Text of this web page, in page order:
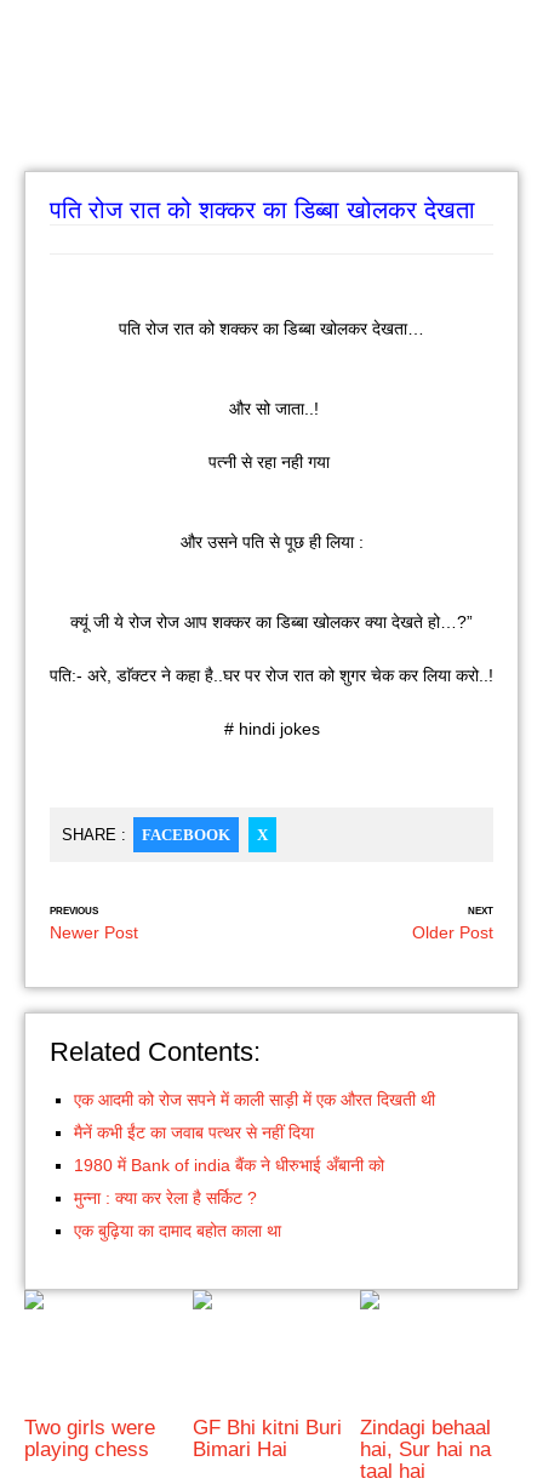
पति रोज रात को शक्कर का डिब्बा खोलकर देखता
पति रोज रात को शक्कर का डिब्बा खोलकर देखता…
और सो जाता..!
पत्नी से रहा नही गया
और उसने पति से पूछ ही लिया :
क्यूं जी ये रोज रोज आप शक्कर का डिब्बा खोलकर क्या देखते हो…?”
पति:- अरे, डाॅक्टर ने कहा है..घर पर रोज रात को शुगर चेक कर लिया करो..!
# hindi jokes
SHARE : FACEBOOK X
PREVIOUS
Newer Post
NEXT
Older Post
Related Contents:
एक आदमी को रोज सपने में काली साड़ी में एक औरत दिखती थी
मैनें कभी ईंट का जवाब पत्थर से नहीं दिया
1980 में Bank of india बैंक ने धीरुभाई अँबानी को
मुन्ना : क्या कर रेला है सर्किट ?
एक बुढ़िया का दामाद बहोत काला था
Two girls were
playing chess
GF Bhi kitni Buri
Bimari Hai
Zindagi behaal
hai, Sur hai na
taal hai